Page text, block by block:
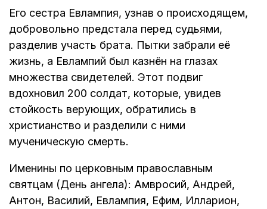
Его сестра Евлампия, узнав о происходящем,
добровольно предстала перед судьями,
разделив участь брата. Пытки забрали её
жизнь, а Евлампий был казнён на глазах
множества свидетелей. Этот подвиг
вдохновил 200 солдат, которые, увидев
стойкость верующих, обратились в
христианство и разделили с ними
мученическую смерть.
Именины по церковным православным
святцам (День ангела): Амвросий, Андрей,
Антон, Василий, Евлампия, Ефим, Илларион,